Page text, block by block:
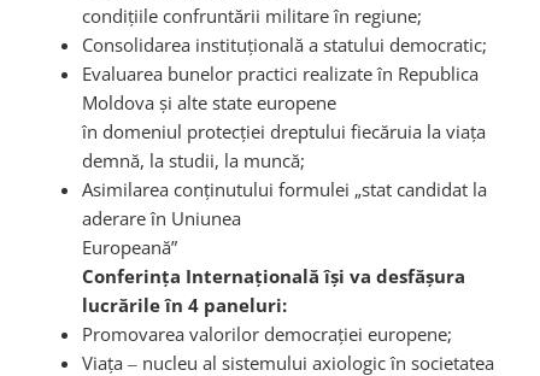
condițiile confruntării militare în regiune;
Consolidarea instituțională a statului democratic;
Evaluarea bunelor practici realizate în Republica
Moldova și alte state europene
în domeniul protecției dreptului fiecăruia la viața
demnă, la studii, la muncă;
Asimilarea conținutului formulei „stat candidat la
aderare în Uniunea
Europeană”
Conferința Internațională își va desfășura
lucrările în 4 paneluri:
Promovarea valorilor democrației europene;
Viața ‒ nucleu al sistemului axiologic în societatea